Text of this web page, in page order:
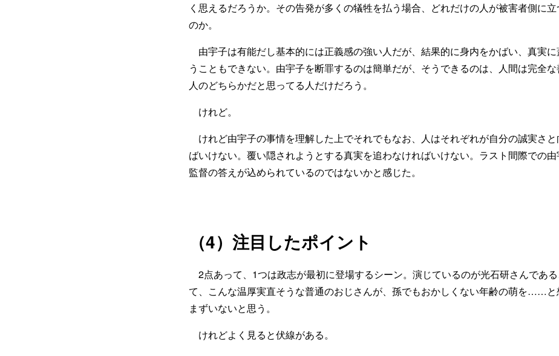
く思えるだろうか。その告発が多くの犠牲を払う場合、どれだけの人が被害者側に
のか。
由宇子は有能だし基本的には正義感の強い人だが、結果的に身内をかばい、真実
うこともできない。由宇子を断罪するのは簡単だが、そうできるのは、人間は完全
人のどちらかだと思ってる人だけだろう。
けれど。
けれど由宇子の事情を理解した上でそれでもなお、人はそれぞれが自分の誠実さ
ばいけない。覆い隠されようとする真実を追わなければいけない。ラスト間際での由
監督の答えが込められているのではないかと感じた。
（4）注目したポイント
2点あって、1つは政志が最初に登場するシーン。演じているのが光石研さんであ
て、こんな温厚実直そうな普通のおじさんが、孫でもおかしくない年齢の萌を……と
まずいないと思う。
けれどよく見ると伏線がある。